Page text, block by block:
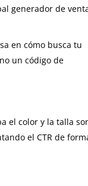
generador de
en cómo busca tu
un código de
el color y la talla
el CTR de